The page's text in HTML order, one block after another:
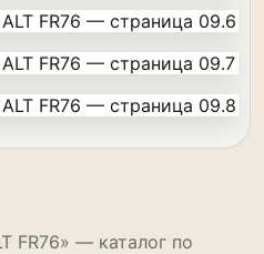
FR76» — каталог по